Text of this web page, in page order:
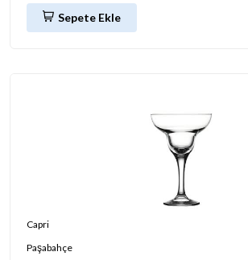
Sepete Ekle
Capri
Paşabahçe